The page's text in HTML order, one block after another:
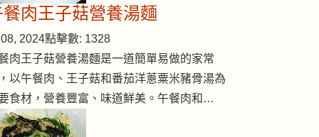
肉王子菇營養湯麵
2024點擊數: 1328
肉王子菇營養湯麵是一道簡單易做的家常
以午餐肉、王子菇和番茄洋蔥粟米豬骨湯為
食材，營養豐富、味道鮮美。午餐肉和…